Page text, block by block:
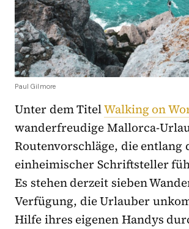
Paul Gilmore
Unter dem TitelWalking on
wanderfreudige Mallorca-
Routenvorschläge, die entlang
einheimischer Schriftsteller
Es stehen derzeit sieben
Verfügung, die Urlauber
Hilfe ihres eigenen Handys